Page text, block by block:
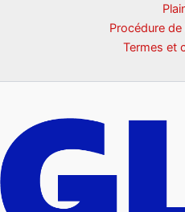
Procédure
Termes et